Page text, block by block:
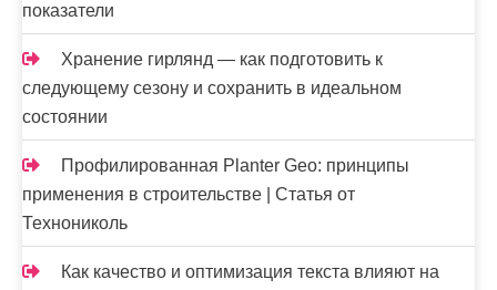
показатели
Хранение гирлянд — как подготовить к
следующему сезону и сохранить в идеальном
состоянии
Профилированная Planter Geo: принципы
применения в строительстве | Статья от
Технониколь
Как качество и оптимизация текста влияют на